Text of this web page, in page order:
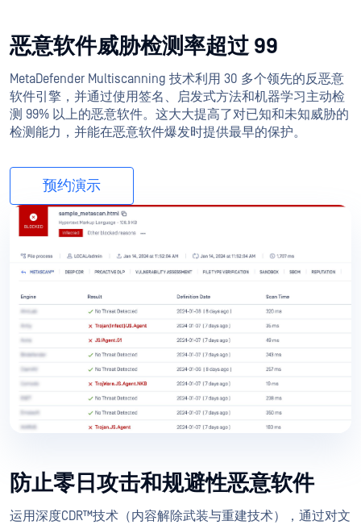
恶意软件威胁检测率超过 99
MetaDefender Multiscanning 技术利用 30 多个领先的反恶意
软件引擎，并通过使用签名、启发式方法和机器学习主动检
测 99% 以上的恶意软件。这大大提高了对已知和未知威胁的
检测能力，并能在恶意软件爆发时提供最早的保护。
预约演示
防止零日攻击和规避性恶意软件
运用深度CDR™技术（内容解除武装与重建技术），通过对文